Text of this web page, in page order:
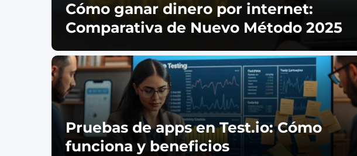
Cómo ganar dinero por internet:
Comparativa de Nuevo Método 2025
Pruebas de apps en Test.io: Cómo
funciona y beneficios